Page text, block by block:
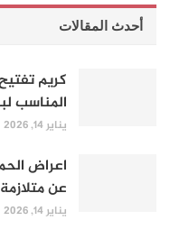
أحدث المقالات
كريم
المناسب
يناير 14, 2026
اعراض
عن
يناير 14, 2026